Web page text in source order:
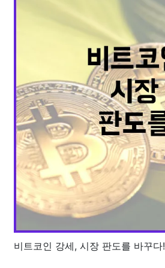
비트코인 강세, 시장 판도를 바꾸다!